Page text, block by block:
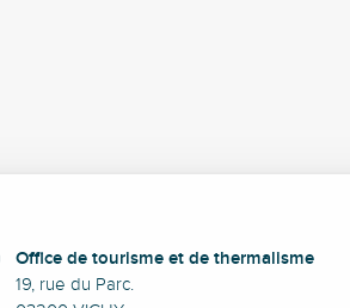
Office de tourisme et de thermalisme
19, rue du Parc.